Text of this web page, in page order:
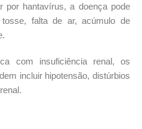
por hantavírus, a doença pode
tosse, falta de ar, acúmulo de
com insuficiência renal, os
incluir hipotensão, distúrbios